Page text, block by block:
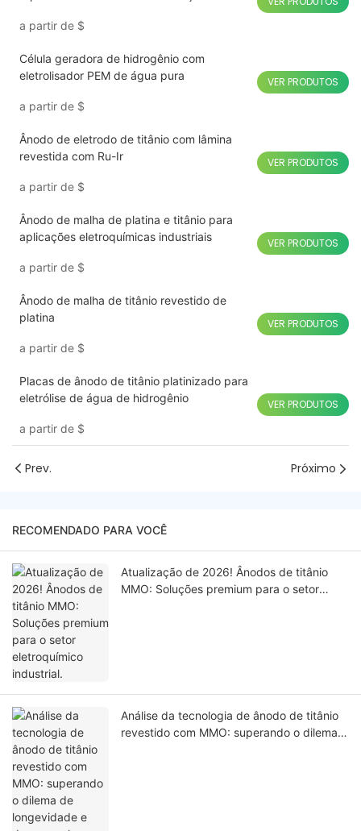
a partir de $
Célula geradora de hidrogênio com
eletrolisador PEM de água pura
a partir de $
VER PRODUTOS
Ânodo de eletrodo de titânio com lâmina
revestida com Ru-Ir
a partir de $
VER PRODUTOS
Ânodo de malha de platina e titânio para
aplicações eletroquímicas industriais
a partir de $
VER PRODUTOS
Ânodo de malha de titânio revestido de
platina
a partir de $
VER PRODUTOS
Placas de ânodo de titânio platinizado para
eletrólise de água de hidrogênio
a partir de $
VER PRODUTOS
Prev. Próximo
RECOMENDADO PARA VOCÊ
Atualização de 2026! Ânodos de titânio
MMO: Soluções premium para o setor
Análise da tecnologia de ânodo de titânio
revestido com MMO: superando o dilema